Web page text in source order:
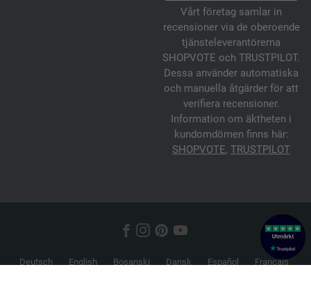
Vårt företag samlar in
recensioner via de oberoende
tjänsteleverantörerna
SHOPVOTE och TRUSTPILOT.
Dessa använder automatiska
och manuella åtgärder för att
verifiera recensioner.
Information om äktheten i
kundomdömen finns här:
SHOPVOTE, TRUSTPILOT
Deutsch English Bosanski Dansk Español
Français